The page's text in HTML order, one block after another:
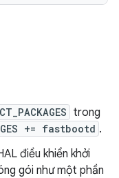
trong
+= fastbootd .
điều khiển khởi
gói như một phần